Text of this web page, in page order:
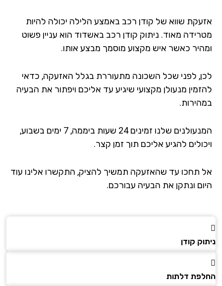
שווא של קודן רכב באמצע הלילה יכולה להיות
מאוד. ניתוק קודן רכב באשדוד הוא עניין פשוט
כאשר איש מקצוע מוסמך מבצע אותו.
לפני שכל השכונה מתעוררת בגלל האזעקה, כדאי
מנעולן מקצועי שיגיע עד אליכם ויפתור את הבעיה
המנעולנים שלנו זמינים 24 שעות ביממה, 7 ימים בשבוע,
להגיע אליכם תוך זמן קצר.
תחכו עד שהאזעקה תמשיך להציק, התקשרו אלינו עוד
ונתקן את הבעיה עבורכם.
קודן
דלתות